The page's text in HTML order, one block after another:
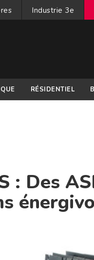
Industrie 3e
RÉSIDENTIEL
: Des